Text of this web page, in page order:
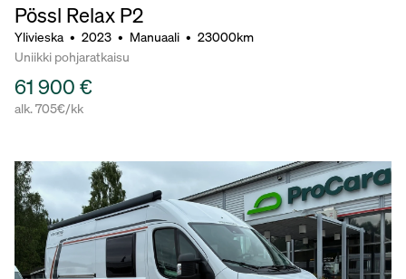
Pössl Relax P2
Ylivieska • 2023 • Manuaali • 23000km
Uniikki pohjaratkaisu
61 900 €
alk. 705€/kk